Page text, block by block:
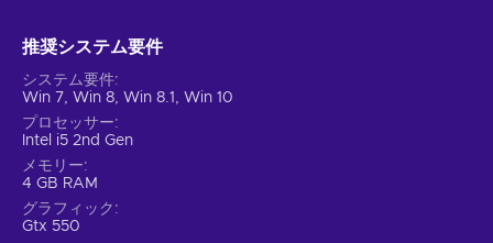
推奨システム要件
システム要件
Win 7, Win 8, Win 8.1, Win 10
プロセッサー
Intel i5 2nd Gen
メモリー
4 GB RAM
グラフィック
Gtx 550